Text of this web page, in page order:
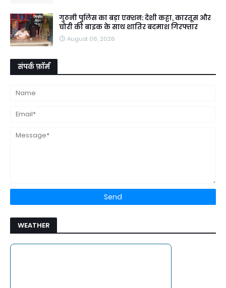
गुठनी पुलिस का बड़ा एक्शन: देशी कट्टा, कारतूस और
चोरी की बाइक के साथ शातिर बदमाश गिरफ्तार
August 06, 2026
संपर्क फ़ॉर्म
WEATHER